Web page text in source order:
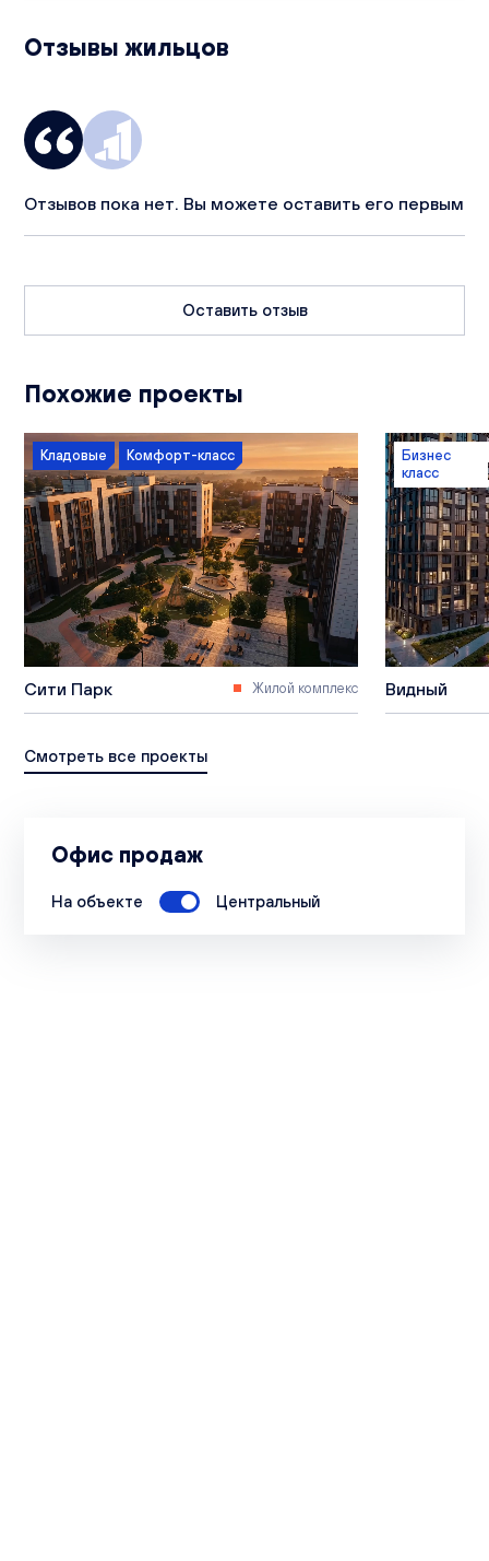
Отзывы жильцов
Оставить отзыв
Отзывов пока нет. Вы можете оставить его первым
Похожие проекты
Кладовые Комфорт-класс
Сити Парк Жилой комплекс
Бизнес
класс
Видный
Смотреть все проекты
Офис продаж
На объекте Центральный